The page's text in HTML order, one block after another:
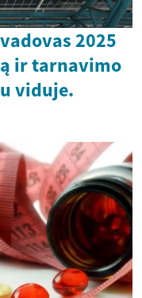
2025
ir tarnavimo
viduje.